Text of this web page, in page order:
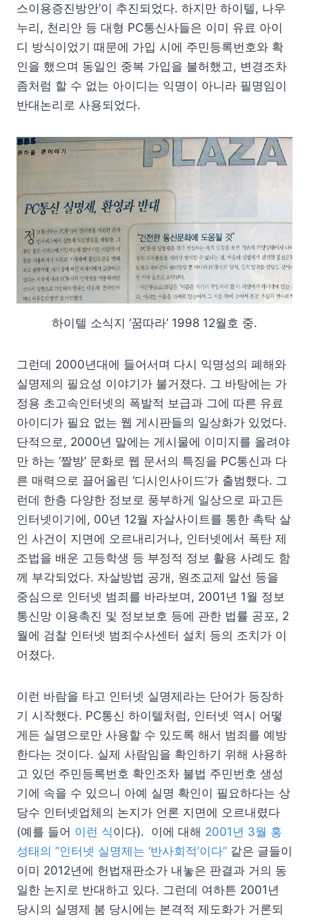
스이용증진방안’이 추진되었다. 하지만 하이텔, 나우
누리, 천리안 등 대형 PC통신사들은 이미 유료 아이
디 방식이었기 때문에 가입 시에 주민등록번호와 확
인을 했으며 동일인 중복 가입을 불허했고, 변경조차
좀처럼 할 수 없는 아이디는 익명이 아니라 필명임이
반대논리로 사용되었다.
하이텔 소식지 ‘꿈따라’ 1998 12월호 중.
그런데 2000년대에 들어서며 다시 익명성의 폐해와
실명제의 필요성 이야기가 불거졌다. 그 바탕에는 가
정용 초고속인터넷의 폭발적 보급과 그에 따른 유료
아이디가 필요 없는 웹 게시판들의 일상화가 있었다.
단적으로, 2000년 말에는 게시물에 이미지를 올려야
만 하는 ‘짤방’ 문화로 웹 문서의 특징을 PC통신과 다
른 매력으로 끌어올린 ‘디시인사이드’가 출범했다. 그
런데 한층 다양한 정보로 풍부하게 일상으로 파고든
인터넷이기에, 00년 12월 자살사이트를 통한 촉탁 살
인 사건이 지면에 오르내리거나, 인터넷에서 폭탄 제
조법을 배운 고등학생 등 부정적 정보 활용 사례도 함
께 부각되었다. 자살방법 공개, 원조교제 알선 등을
중심으로 인터넷 범죄를 바라보며, 2001년 1월 정보
통신망 이용촉진 및 정보보호 등에 관한 법률 공포, 2
월에 검찰 인터넷 범죄수사센터 설치 등의 조치가 이
어졌다.
이런 바람을 타고 인터넷 실명제라는 단어가 등장하
기 시작했다. PC통신 하이텔처럼, 인터넷 역시 어떻
게든 실명으로만 사용할 수 있도록 해서 범죄를 예방
한다는 것이다. 실제 사람임을 확인하기 위해 사용하
고 있던 주민등록번호 확인조차 불법 주민번호 생성
기에 속을 수 있으니 아예 실명 확인이 필요하다는 상
당수 인터넷업체의 논지가 언론 지면에 오르내렸다
(예를 들어 이런 식이다). 이에 대해 2001년 3월 홍
성태의 ”인터넷 실명제는 ‘반사회적’이다” 같은 글들이
이미 2012년에 헌법재판소가 내놓은 판결과 거의 동
일한 논지로 반대하고 있다. 그런데 여하튼 2001년
당시의 실명제 붐 당시에는 본격적 제도화가 거론되